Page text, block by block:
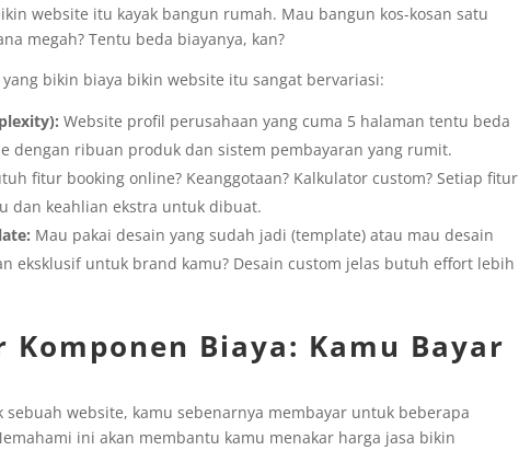
website itu kayak bangun rumah. Mau bangun kos-kosan satu
megah? Tentu beda biayanya, kan?
bikin biaya bikin website itu sangat bervariasi:
Website profil perusahaan yang cuma 5 halaman tentu beda
dengan ribuan produk dan sistem pembayaran yang rumit.
fitur booking online? Keanggotaan? Kalkulator custom? Setiap fitur
dan keahlian ekstra untuk dibuat.
Mau pakai desain yang sudah jadi (template) atau mau desain
eksklusif untuk brand kamu? Desain custom jelas butuh effort lebih
Komponen Biaya: Kamu Bayar
sebuah website, kamu sebenarnya membayar untuk beberapa
ini akan membantu kamu menakar harga jasa bikin